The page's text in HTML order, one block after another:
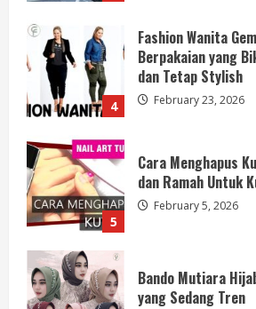
4
Fashion Wanita
Berpakaian yang
dan Tetap Stylish
February 23, 2026
5
Cara Menghapus
dan Ramah Untuk
February 5, 2026
Bando Mutiara
yang Sedang Tren